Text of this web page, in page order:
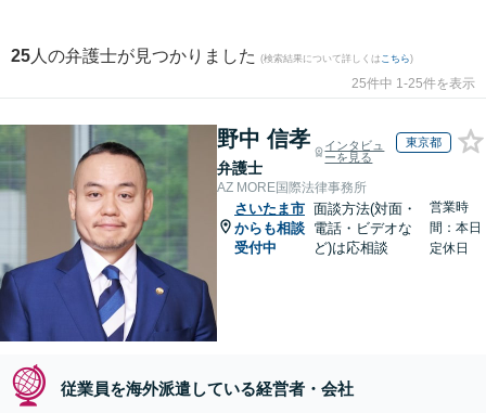
25 人の弁護士が見つかりました (検索結果について詳しくは こちら)
25件中 1-25件を表示
野中 信孝
弁護士
インタビュ
ーを見る
東京都
AZ MORE国際法律事務所
さいたま市
からも相談
受付中
面談方法(対面・
電話・ビデオな
ど)は応相談
営業時
間：本日
定休日
従業員を海外派遣している経営者・会社